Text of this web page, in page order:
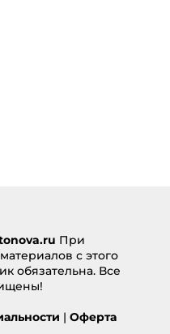
При
с этого
обязательна. Все
| Оферта